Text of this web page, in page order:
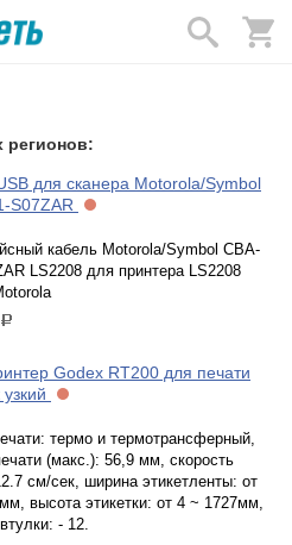
регионов:
для сканера Motorola/Symbol
S07ZAR
кабель Motorola/Symbol CBA-
LS2208 для принтера LS2208
р.
Godex RT200 для печати
узкий
термо и термотрансферный,
(макс.): 56,9 мм, скорость
см/сек, ширина этикетленты: от
высота этикетки: от 4 ~ 1727мм,
- 12.